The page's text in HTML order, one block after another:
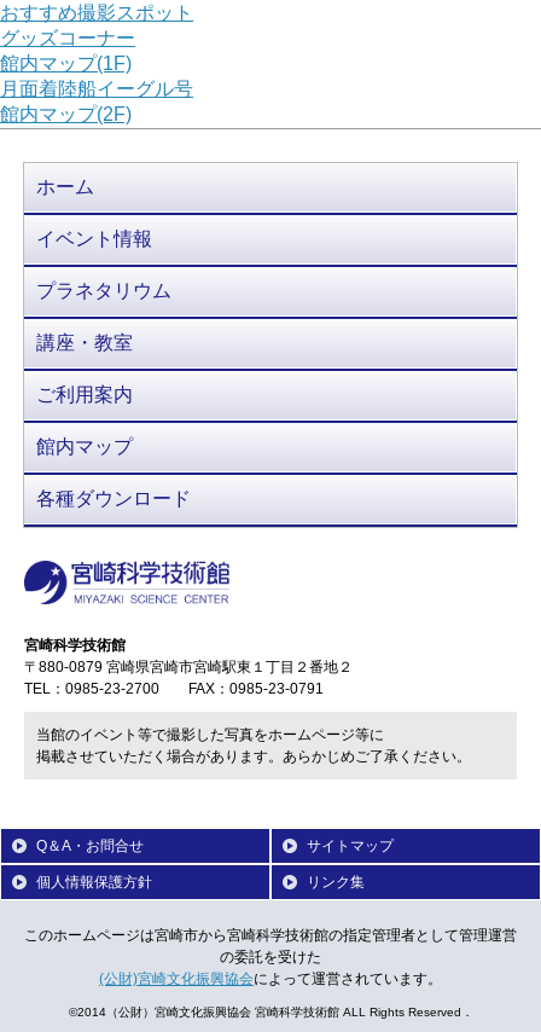
おすすめ撮影スポット
グッズコーナー
館内マップ(1F)
月面着陸船イーグル号
館内マップ(2F)
ホーム
イベント情報
プラネタリウム
講座・教室
ご利用案内
館内マップ
各種ダウンロード
宮崎科学技術館
〒880-0879 宮崎県宮崎市宮崎駅東１丁目２番地２
TEL：0985-23-2700 FAX：0985-23-0791
当館のイベント等で撮影した写真をホームページ等に
掲載させていただく場合があります。あらかじめご了承ください。
Q＆A・お問合せ サイトマップ
個人情報保護方針 リンク集
このホームページは宮崎市から宮崎科学技術館の指定管理者として管理運営
の委託を受けた
(公財)宮崎文化振興協会によって運営されています。
©2014（公財）宮崎文化振興協会 宮崎科学技術館 ALL Rights Reserved．